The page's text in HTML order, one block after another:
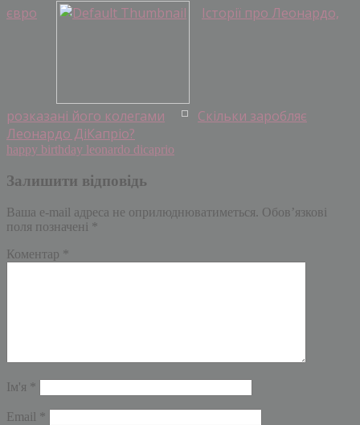
євро
Історії про Леонардо,
розказані його колегами
Скільки заробляє
Леонардо ДіКапріо?
happy birthday leonardo dicaprio
Залишити відповідь
Ваша e-mail адреса не оприлюднюватиметься. Обов’язкові
поля позначені *
Коментар *
Ім'я *
Email *